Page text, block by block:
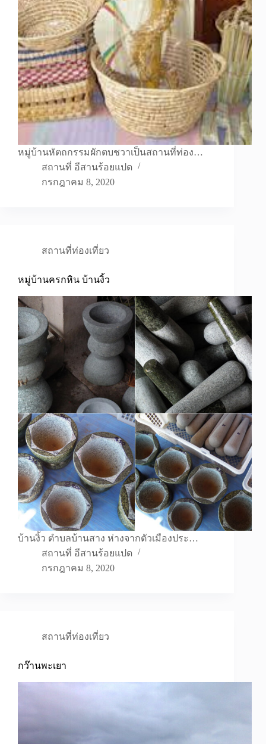
หมู่บ้านหัตถกรรมผักตบชวาเป็นสถานที่ท่อง…
สถานที่ อีสานร้อยแปด
กรกฎาคม 8, 2020
สถานที่ท่องเที่ยว
หมู่บ้านครกหิน บ้านงิ้ว
บ้านงิ้ว ตำบลบ้านสาง ห่างจากตัวเมืองประ…
สถานที่ อีสานร้อยแปด
กรกฎาคม 8, 2020
สถานที่ท่องเที่ยว
กว๊านพะเยา